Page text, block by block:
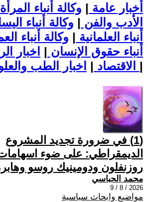
أخبار عامة | وكالة أنباء المرأة
الأدب والفن | وكالة أنباء
أنباء العلمانية | وكالة أنباء
أنباء حقوق الإنسان | اخبار
الاقتصاد | |
(1) في ضرورة تجديد المشروع
الديمقراطي: على ضوء اسهامات
روزنفلون ودومينيك روسو
محمد الحباسي
2026 / 8 / 9
مواضيع وابحاث سياسية